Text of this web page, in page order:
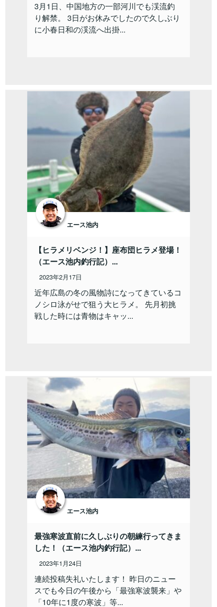
3月1日、中国地方の一部河川でも渓流釣
り解禁。 3日がお休みでしたので久しぶり
に小春日和の渓流へ出掛...
エース池内
【ヒラメリベンジ！】座布団ヒラメ登場！
（エース池内釣行記）...
2023年2月17日
近年広島の冬の風物詩になってきているコ
ノシロ泳がせで狙う大ヒラメ。 先月初挑
戦した時には青物はキャッ...
エース池内
最強寒波直前に久しぶりの朝練行ってきま
した！（エース池内釣行記）...
2023年1月24日
連続投稿失礼いたします！ 昨日のニュー
スでも今日の午後から「最強寒波襲来」や
「10年に1度の寒波」等...